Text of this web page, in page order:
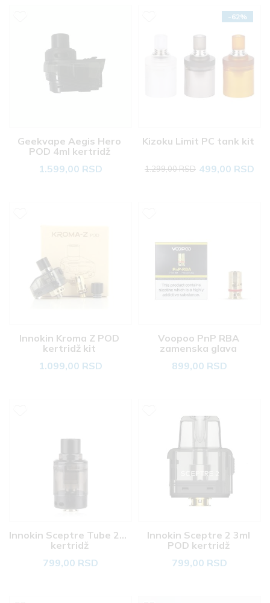
Geekvape Aegis Hero
POD 4ml kertridž
1.599,00 RSD
-62%
Kizoku Limit PC tank kit
1.299,00 RSD 499,00 RSD
Innokin Kroma Z POD
kertridž kit
1.099,00 RSD
Voopoo PnP RBA
zamenska glava
899,00 RSD
Innokin Sceptre Tube 2ml
kertridž
799,00 RSD
Innokin Sceptre 2 3ml
POD kertridž
799,00 RSD